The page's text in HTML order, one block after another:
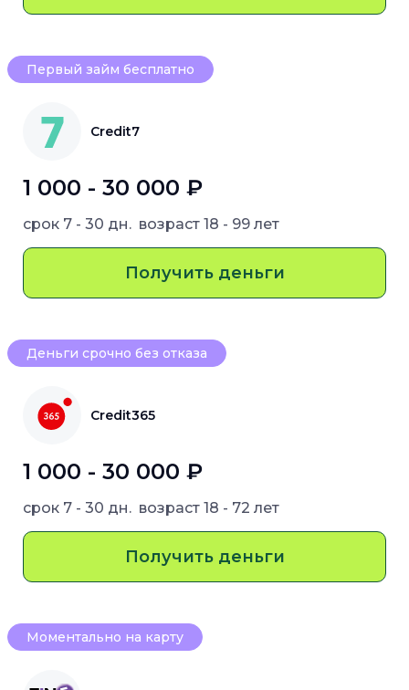
Первый займ бесплатно
Credit7
1 000 - 30 000 ₽
срок 7 - 30 дн. возраст 18 - 99 лет
Получить деньги
Деньги срочно без отказа
Credit365
1 000 - 30 000 ₽
срок 7 - 30 дн. возраст 18 - 72 лет
Получить деньги
Моментально на карту